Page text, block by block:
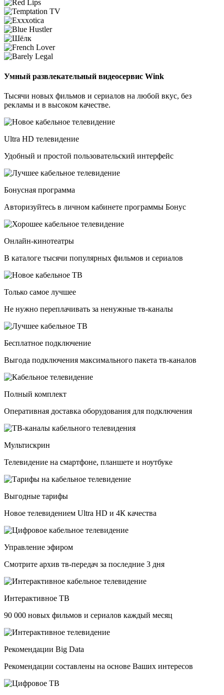
Умный развлекательный видеосервис Wink
Тысячи новых фильмов и сериалов на любой вкус, без
рекламы и в высоком качестве.
Ultra HD телевидение
Удобный и простой пользовательский интерфейс
Бонусная программа
Авторизуйтесь в личном кабинете программы Бонус
Онлайн-кинотеатры
В каталоге тысячи популярных фильмов и сериалов
Только самое лучшее
Не нужно переплачивать за ненужные тв-каналы
Бесплатное подключение
Выгода подключения максимального пакета тв-каналов
Полный комплект
Оперативная доставка оборудования для подключения
Мультискрин
Телевидение на смартфоне, планшете и ноутбуке
Выгодные тарифы
Новое телевидением Ultra HD и 4К качества
Управление эфиром
Смотрите архив тв-передач за последние 3 дня
Интерактивное ТВ
90 000 новых фильмов и сериалов каждый месяц
Рекомендации Big Data
Рекомендации составлены на основе Ваших интересов